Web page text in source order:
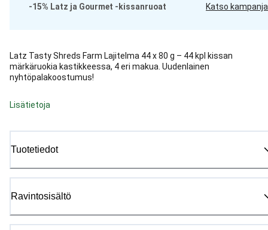
-15% Latz ja Gourmet -kissanruoat Katso kampanja
Latz Tasty Shreds Farm Lajitelma 44 x 80 g – 44 kpl kissan
märkäruokia kastikkeessa, 4 eri makua. Uudenlainen
nyhtöpalakoostumus!
Lisätietoja
Tuotetiedot
Ravintosisältö